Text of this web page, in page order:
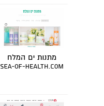
מתנות ים המלח
sea-of-health.com